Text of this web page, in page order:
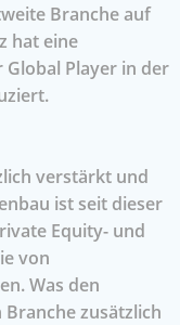
Branche auf
hat eine
Player in der
verstärkt und
ist seit dieser
Equity- und
von
Was den
zusätzlich